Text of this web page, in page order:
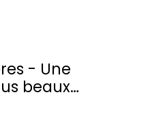
- Une
beaux